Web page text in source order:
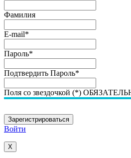
Фамилия
E-mail*
Пароль*
Подтвердить Пароль*
Поля со звездочкой (*)
Войти
X